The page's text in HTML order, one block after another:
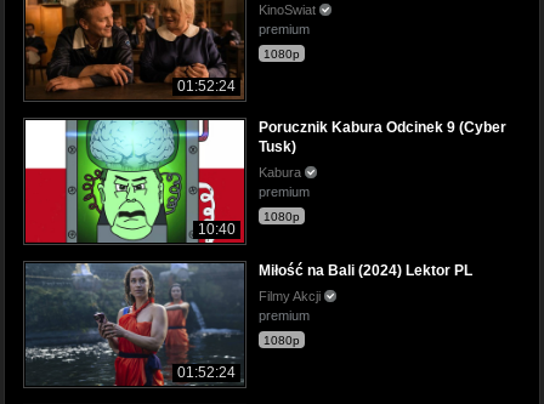
01:52:24
KinoSwiat
premium
1080p
10:40
Porucznik Kabura Odcinek 9 (Cyber
Tusk)
Kabura
premium
1080p
01:52:24
Miłość na Bali (2024) Lektor PL
Filmy Akcji
premium
1080p